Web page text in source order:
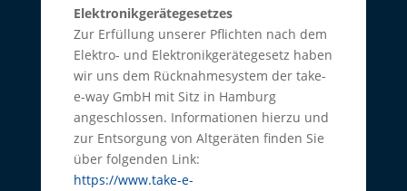
Elektronikgerätegesetzes
Zur Erfüllung unserer Pflichten nach dem
Elektro- und Elektronikgerätegesetz haben
wir uns dem Rücknahmesystem der take-
e-way GmbH mit Sitz in Hamburg
angeschlossen. Informationen hierzu und
zur Entsorgung von Altgeräten finden Sie
über folgenden Link:
https://www.take-e-